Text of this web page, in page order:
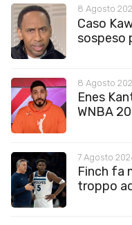
8 Agosto
Caso
sospeso
8 Agosto
Enes
WNBA
7 Agosto
Finch fa
troppo